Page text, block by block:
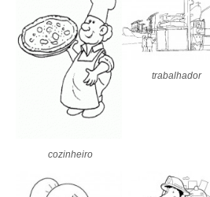
cozinheiro
trabalhador